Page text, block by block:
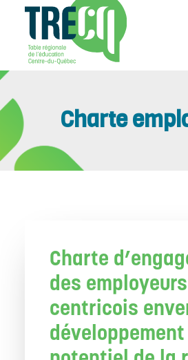
Réussite
éducative
Lecture
Plaisir de lire
Événements
au Centre-du-Québec
et publications
Accueil
À propos
Charte
Charte
des employeurs
centricois